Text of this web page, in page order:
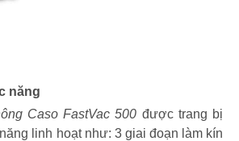
năng
Caso FastVac 500 được trang bị
linh hoạt như: 3 giai đoạn làm kín